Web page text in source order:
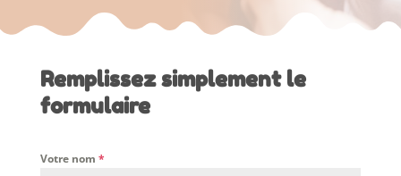
Remplissez simplement le
formulaire
Votre nom *